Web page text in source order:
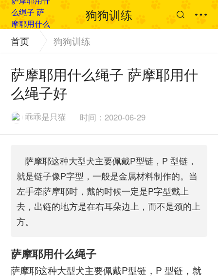
狗狗训练
首页 狗狗训练
萨摩耶用什么绳子 萨摩耶用什
么绳子好
乖乖是只猫 时间：2020-06-29
萨摩耶这种大型犬主要佩戴P型链，P 型链，
就是链子像P字型，一般是金属材料制作的。当
左手牵萨摩耶时，戴的时候一定是P字型戴上
去，出链的地方是在右耳朵边上，而不是颈的上
方。
萨摩耶用什么绳子
萨摩耶这种大型犬主要佩戴P型链，P 型链，就